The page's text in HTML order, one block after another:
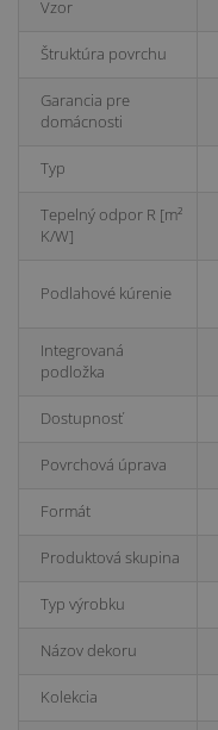
Vzor
Štruktúra povrchu
Garancia pre
domácnosti
Typ
Tepelný odpor R [m²
K/W]
Podlahové kúrenie
Integrovaná
podložka
Dostupnosť
Povrchová úprava
Formát
Produktová skupina
Typ výrobku
Názov dekoru
Kolekcia